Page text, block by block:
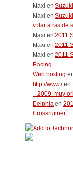
Maxi en
Maxi en
volar a ras de
Maxi en 2011
Maxi en 2011
Maxi en 2011
Racing
Web hosting
http://www./en
– 2009: muy
Delphia en
Crossrunner